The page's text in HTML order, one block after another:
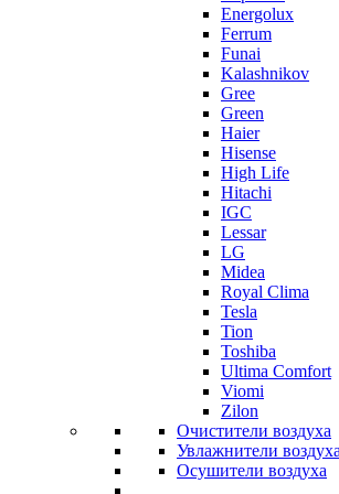
Energolux
Ferrum
Funai
Kalashnikov
Gree
Grеen
Haier
Hisense
High Life
Hitachi
IGC
Lessar
LG
Midea
Royal Clima
Tesla
Tion
Toshiba
Ultima Comfort
Viomi
Zilon
Очистители воздуха
Увлажнители воздуха
Осушители воздуха